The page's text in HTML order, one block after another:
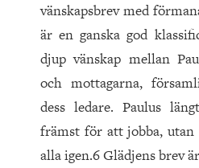
vänskapsbrev med
är en ganska god
djup vänskap mellan
och mottagarna,
dess ledare. Paulus
främst för att jobba,
alla igen.6 Glädjens brev